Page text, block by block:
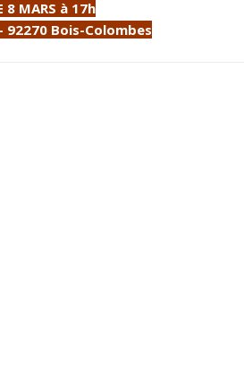
8 MARS à 17h
92270 Bois-Colombes